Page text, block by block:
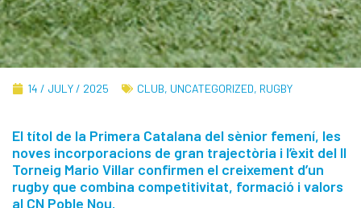
14 / JULY / 2025 CLUB, UNCATEGORIZED, RUGBY
El títol de la Primera Catalana del sènior femení, les
noves incorporacions de gran trajectòria i l’èxit del II
Torneig Mario Villar confirmen el creixement d’un
rugby que combina competitivitat, formació i valors
al CN Poble Nou.